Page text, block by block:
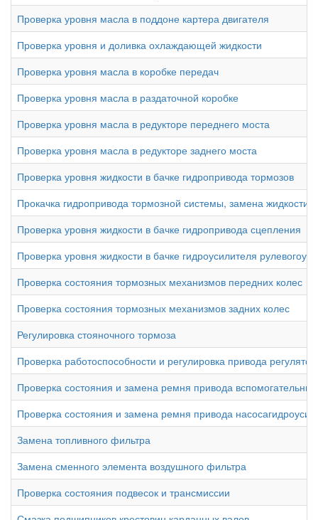
Проверка уровня масла в поддоне картера двигателя
Проверка уровня и доливка охлаждающей жидкости
Проверка уровня масла в коробке передач
Проверка уровня масла в раздаточной коробке
Проверка уровня масла в редукторе переднего моста
Проверка уровня масла в редукторе заднего моста
Проверка уровня жидкости в бачке гидропривода тормозов
Прокачка гидропривода тормозной системы, замена жидкости
Проверка уровня жидкости в бачке гидропривода сцепления
Проверка уровня жидкости в бачке гидроусилителя
Проверка состояния тормозных механизмов передних колес
Проверка состояния тормозных механизмов задних колес
Регулировка стояночного тормоза
Проверка работоспособности и регулировка привода
Проверка состояния и замена ремня привода
Проверка состояния и замена ремня привода
Замена топливного фильтра
Замена сменного элемента воздушного фильтра
Проверка состояния подвесок и трансмиссии